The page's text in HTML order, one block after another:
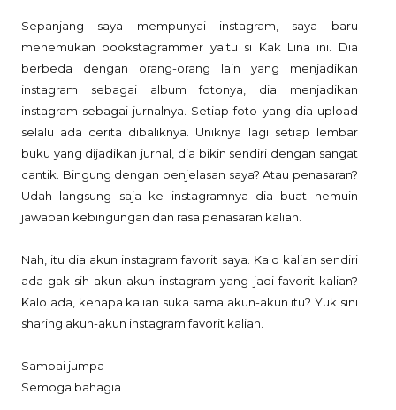
Sepanjang saya mempunyai instagram, saya baru
menemukan bookstagrammer yaitu si Kak Lina ini. Dia
berbeda dengan orang-orang lain yang menjadikan
instagram sebagai album fotonya, dia menjadikan
instagram sebagai jurnalnya. Setiap foto yang dia upload
selalu ada cerita dibaliknya. Uniknya lagi setiap lembar
buku yang dijadikan jurnal, dia bikin sendiri dengan sangat
cantik. Bingung dengan penjelasan saya? Atau penasaran?
Udah langsung saja ke instagramnya dia buat nemuin
jawaban kebingungan dan rasa penasaran kalian.
Nah, itu dia akun instagram favorit saya. Kalo kalian sendiri
ada gak sih akun-akun instagram yang jadi favorit kalian?
Kalo ada, kenapa kalian suka sama akun-akun itu? Yuk sini
sharing akun-akun instagram favorit kalian.
Sampai jumpa
Semoga bahagia